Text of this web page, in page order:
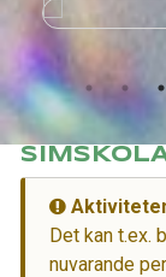
Det kan t.ex.
nuvarande